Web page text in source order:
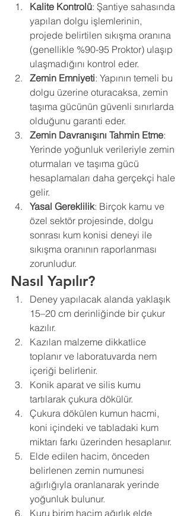
Kalite Kontrolü: Şantiye sahasında
yapılan dolgu işlemlerinin,
projede belirtilen sıkışma oranına
(genellikle %90-95 Proktor) ulaşıp
ulaşmadığını kontrol eder.
Zemin Emniyeti: Yapının temeli bu
dolgu üzerine oturacaksa, zemin
taşıma gücünün güvenli sınırlarda
olduğunu garanti eder.
Zemin Davranışını Tahmin Etme:
Yerinde yoğunluk verileriyle zemin
oturmaları ve taşıma gücü
hesaplamaları daha gerçekçi hale
gelir.
Yasal Gereklilik: Birçok kamu ve
özel sektör projesinde, dolgu
sonrası kum konisi deneyi ile
sıkışma oranının raporlanması
zorunludur.
Nasıl Yapılır?
Deney yapılacak alanda yaklaşık
15–20 cm derinliğinde bir çukur
kazılır.
Kazılan malzeme dikkatlice
toplanır ve laboratuvarda nem
içeriği belirlenir.
Konik aparat ve silis kumu
tartılarak çukura dökülür.
Çukura dökülen kumun hacmi,
koni içindeki ve tabladaki kum
miktarı farkı üzerinden hesaplanır.
Elde edilen hacim, önceden
belirlenen zemin numunesi
ağırlığıyla oranlanarak yerinde
yoğunluk bulunur.
Kuru birim hacim ağırlık elde